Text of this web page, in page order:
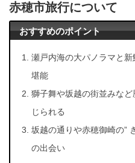
赤穂市旅行について
おすすめのポイント
瀬戸内海の大パノラマと
堪能
獅子舞や坂越の街並みな
じられる
坂越の通りや赤穂御崎の”
の出会い